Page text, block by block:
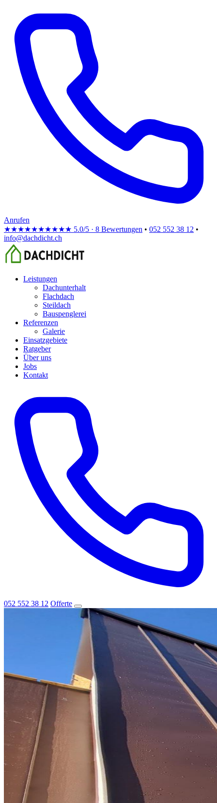
Anrufen
★★★★★★★★★★ 5.0/5 · 8 Bewertungen • 052 552 38 12 •
info@dachdicht.ch
Leistungen
Dachunterhalt
Flachdach
Steildach
Bauspenglerei
Referenzen
Galerie
Einsatzgebiete
Ratgeber
Über uns
Jobs
Kontakt
052 552 38 12 Offerte